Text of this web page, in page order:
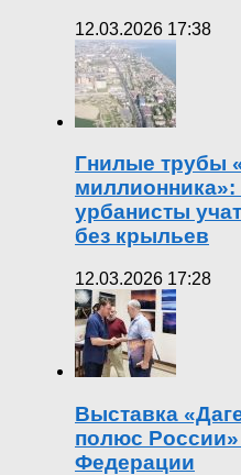
12.03.2026 17:38
Гнилые трубы
миллионника»:
урбанисты
без крыльев
12.03.2026 17:28
Выставка
полюс
Федерации